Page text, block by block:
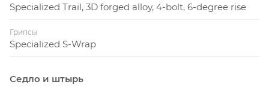
Specialized Trail, 3D forged alloy, 4-bolt, 6-degree rise
Грипсы
Specialized S-Wrap
Седло и штырь